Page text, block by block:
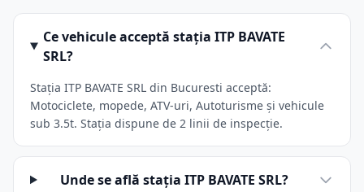
Ce vehicule acceptă stația ITP BAVATE
SRL?
Stația ITP BAVATE SRL din Bucuresti acceptă:
Motociclete, mopede, ATV-uri, Autoturisme și vehicule
sub 3.5t. Stația dispune de 2 linii de inspecție.
Unde se află stația ITP BAVATE SRL?